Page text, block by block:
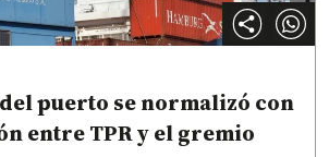
puerto se normalizó con
entre TPR y el gremio